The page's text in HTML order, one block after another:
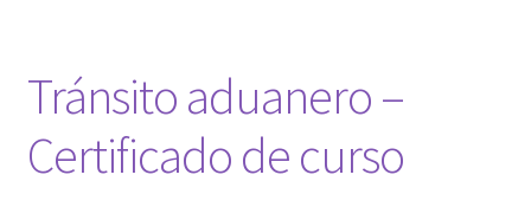
Tránsito aduanero –
Certificado de curso